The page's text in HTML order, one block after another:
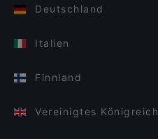
Deutschland
Italien
Finnland
Vereinigtes Königreich